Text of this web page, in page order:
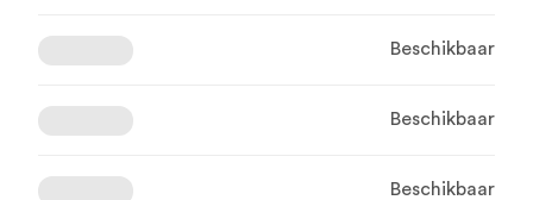
Beschikbaar
Beschikbaar
Beschikbaar